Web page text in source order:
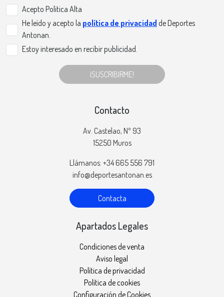
Acepto Politica Alta
He leído y acepto la política de privacidad de Deportes
Antonan.
Estoy interesado en recibir publicidad.
¡SUSCRIBIRME!
Contacto
Av. Castelao, Nº 93
15250 Muros
Llámanos: +34 665 556 791
info@deportesantonan.es
Contacta
Apartados Legales
Condiciones de venta
Aviso legal
Política de privacidad
Política de cookies
Configuración de Cookies